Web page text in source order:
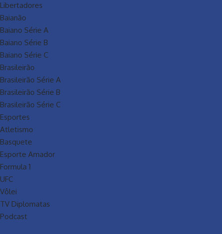
Libertadores
Baianão
Baiano Série A
Baiano Série B
Baiano Série C
Brasileirão
Brasileirão Série A
Brasileirão Série B
Brasileirão Série C
Esportes
Atletismo
Basquete
Esporte Amador
Formula 1
UFC
Vôlei
TV Diplomatas
Podcast